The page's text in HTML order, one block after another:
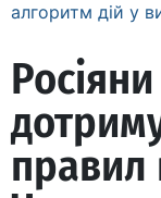
алгоритм дій у
правил